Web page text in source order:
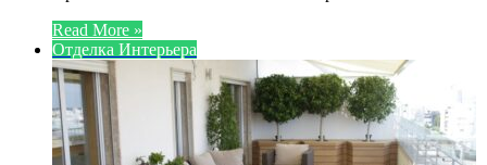
Read More »
Отделка Интерьера